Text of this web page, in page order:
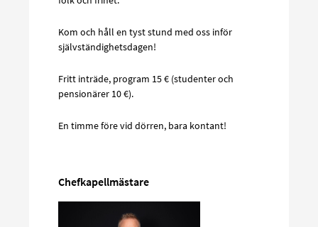
Kom och håll en tyst stund med oss inför
självständighetsdagen!
Fritt inträde, program 15 € (studenter och
pensionärer 10 €).
En timme före vid dörren, bara kontant!
Chefkapellmästare